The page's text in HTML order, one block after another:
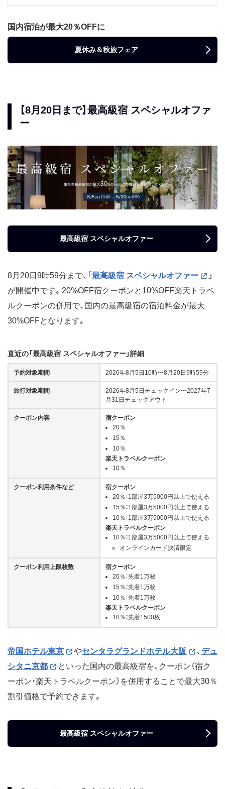
国内宿泊が最大20％OFFに
夏休み＆秋旅フェア
【8月20日まで】最高級宿 スペシャルオファ
ー
最高級宿 スペシャルオファー
8月20日9時59分まで、「 最高級宿 スペシャルオファー
」
が開催中です。20%OFF宿クーポンと10%OFF楽天トラベ
ルクーポンの併用で、国内の最高級宿の宿泊料金が最大
30%OFFとなります。
直近の「最高級宿 スペシャルオファー」詳細
予約対象期間 2026年8月5日10時〜8月20日9時59分
旅行対象期間
2026年8月5日チェックイン〜2027年7
月31日チェックアウト
クーポン内容
宿クーポン
20％
15％
10％
楽天トラベルクーポン
10％
クーポン利用条件など
宿クーポン
20％：1部屋3万5000円以上で使える
15％：1部屋3万5000円以上で使える
10％：1部屋3万5000円以上で使える
楽天トラベルクーポン
10％：1部屋3万5000円以上で使える
オンラインカード決済限定
クーポン利用上限枚数
宿クーポン
20％：先着1万枚
15％：先着1万枚
10％：先着1万枚
楽天トラベルクーポン
10％：先着1500枚
帝国ホテル東京 やセンタラグランドホテル大阪 、 デュ
シタニ京都
といった国内の最高級宿を、クーポン（宿ク
ーポン・楽天トラベルクーポン）を併用することで最大30％
割引価格で予約できます。
最高級宿 スペシャルオファー